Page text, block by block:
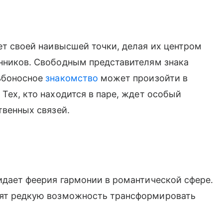
своей наивысшей точки, делая их центром
Свободным представителям знака
знакомство может произойти в
кто находится в паре, ждет особый
связей.
феерия гармонии в романтической сфере.
редкую возможность трансформировать